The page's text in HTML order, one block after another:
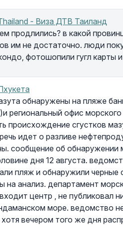
- Виза ДТВ Таиланд
продлились? в какой
им не достаточно. люди
фотошопили гугл карты
обнаружены на пляже
региональный офис
происхождение сгустков
идет о разливе
сообщение об обнаружении
дня 12 августа.
пляж и обнаружили черные
на анализ. департамент
центр , не публиковал
море. ведомство
хотя вечером того же дня